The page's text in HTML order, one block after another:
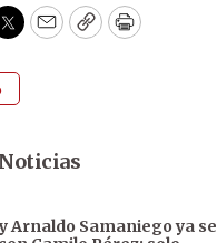
Twitter
EmailCopyPrint
Arnaldo Samaniego ya se